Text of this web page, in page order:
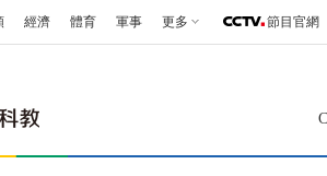
經濟 體育 軍事 更多 節目官網